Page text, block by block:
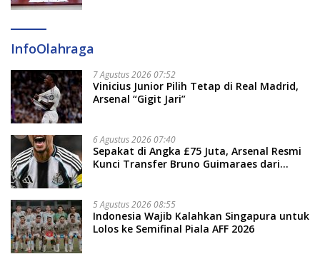
InfoOlahraga
7 Agustus 2026 07:52
Vinicius Junior Pilih Tetap di Real Madrid,
Arsenal “Gigit Jari”
6 Agustus 2026 07:40
Sepakat di Angka £75 Juta, Arsenal Resmi
Kunci Transfer Bruno Guimaraes dari
5 Agustus 2026 08:55
Indonesia Wajib Kalahkan Singapura untuk
Lolos ke Semifinal Piala AFF 2026